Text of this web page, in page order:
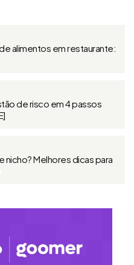
alimentos em restaurante:
de risco em 4 passos
nicho? Melhores dicas para